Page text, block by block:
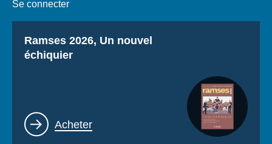
Se connecter
Titre
Ramses 2026, Un nouvel
échiquier
Lien
Acheter